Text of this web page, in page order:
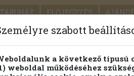
ELŐJEGYZÉS
Részletes kereső
szabott
a következő típusú
weboldal működéséhez